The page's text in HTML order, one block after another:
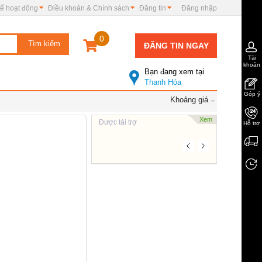
Đăng nhập
Đăng tin
Điều khoản & Chính sách
hoạt động
0
ĐĂNG TIN NGAY
Bạn đang xem tại
Thanh Hóa
Khoảng giá
Được tài trợ Xem
Tài
khoản
Góp ý
Hỗ trợ